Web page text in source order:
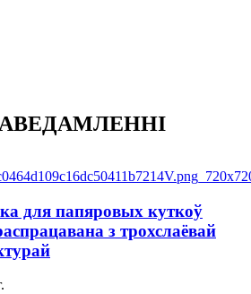
для папяровых куткоў
з трохслаёвай